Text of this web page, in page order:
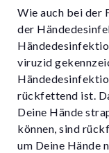
Wie auch bei der
der
viruzid
rückfettend ist.
Deine Hände
können, sind
um Deine Hände